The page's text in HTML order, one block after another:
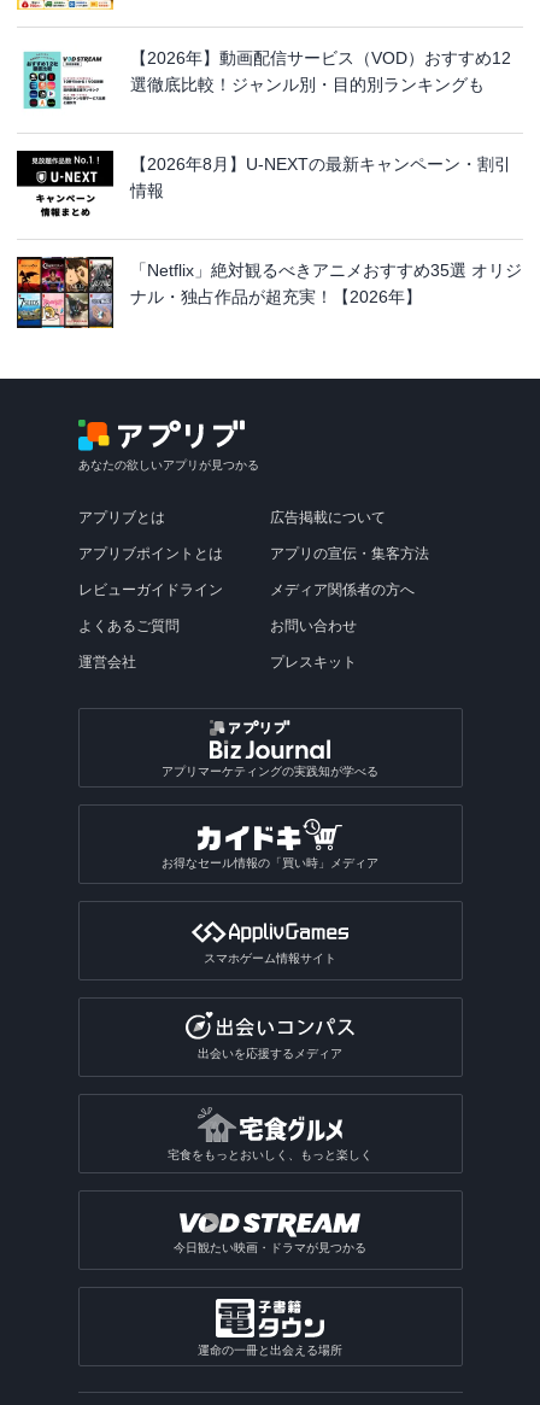
【2026年】動画配信サービス（VOD）おすすめ12
選徹底比較！ジャンル別・目的別ランキングも
【2026年8月】U-NEXTの最新キャンペーン・割引
情報
「Netflix」絶対観るべきアニメおすすめ35選 オリジ
ナル・独占作品が超充実！【2026年】
あなたの欲しいアプリが見つかる
アプリブとは
アプリブポイントとは
レビューガイドライン
よくあるご質問
運営会社
広告掲載について
アプリの宣伝・集客方法
メディア関係者の方へ
お問い合わせ
プレスキット
アプリマーケティングの実践知が学べる
お得なセール情報の「買い時」メディア
スマホゲーム情報サイト
出会いを応援するメディア
宅食をもっとおいしく、もっと楽しく
今日観たい映画・ドラマが見つかる
運命の一冊と出会える場所